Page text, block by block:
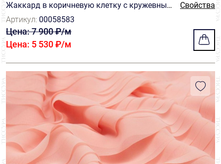
Жаккард в коричневую клетку с кружевным
узором
Свойства
Артикул: 00058583
Цена: 7 900 ₽/м
Цена: 5 530 ₽/м